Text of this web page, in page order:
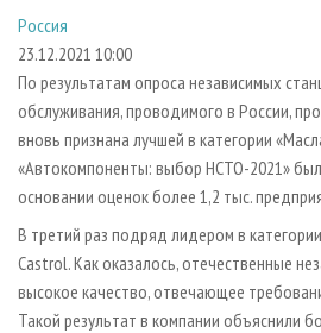
СУШКА ДРЕВЕСИНЫ
ПРОИЗВОДСТВО ДРЕВЕСНЫХ
ДЕРЕВЯННОЕ ДОМОСТРОЕНИЕ
ПРОИЗВОДСТВО МЕБЕЛИ
БИОЭНЕРГЕТИКА
ЦБП
ИНСТРУМЕНТ И МАТЕРИАЛЫ
ПЕРСОНЫ
МОБИЛЬНЫЕ ВЫСТАВКИ
ОФИЦИАЛЬНЫЕ ДЕЛЕГАЦИИ
ПРИОРИТЕТНЫЕ ИНВЕСТПРОЕКТЫ
RUSSIAN FORESTRY REVIEW
ГАЗЕТА ЛЕСПРОМФОРУМ
БИБЛИОТЕКА СПЕЦИАЛИСТА
КОНТАКТЫ
РЕКЛАМОДАТЕЛЯМ
РЕКЛАМА
РЕКЛАМА НА САЙТЕ
Россия
23.12.2021 10:00
По результатам опроса независимых
обслуживания, проводимого в России,
вновь признана лучшей в категории
«Автокомпоненты: выбор НСТО-2021»
основании оценок более 1,2 тыс.
В третий раз подряд лидером в
Castrol. Как оказалось, отечественные
высокое качество, отвечающее
Такой результат в компании объяснили